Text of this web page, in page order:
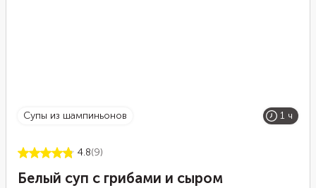
супы из шампиньонов 1 ч
4.8(9)
Белый суп с грибами и сыром